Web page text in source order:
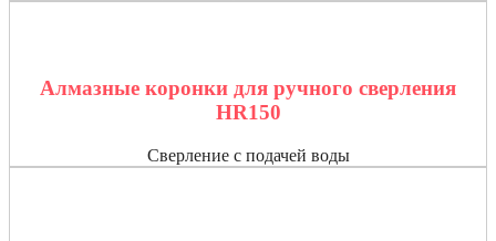
Алмазные коронки для ручного сверления
HR150
Сверление с подачей воды